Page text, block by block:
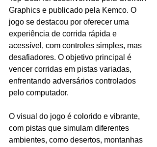
Graphics e publicado pela Kemco. O
jogo se destacou por oferecer uma
experiência de corrida rápida e
acessível, com controles simples, mas
desafiadores. O objetivo principal é
vencer corridas em pistas variadas,
enfrentando adversários controlados
pelo computador.
O visual do jogo é colorido e vibrante,
com pistas que simulam diferentes
ambientes, como desertos, montanhas